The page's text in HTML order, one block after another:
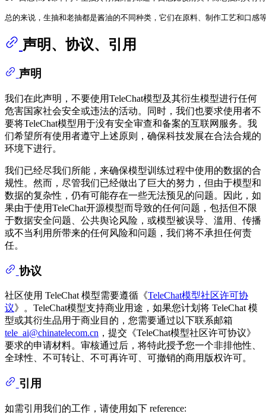
声明、协议、引用
声明
我们在此声明，不要使用TeleChat模型及其衍生模型进行任何
危害国家社会安全或违法的活动。同时，我们也要求使用者不
要将TeleChat模型用于没有安全审查和备案的互联网服务。我
们希望所有使用者遵守上述原则，确保科技发展在合法合规的
环境下进行。
我们已经尽我们所能，来确保模型训练过程中使用的数据的合
规性。然而，尽管我们已经做出了巨大的努力，但由于模型和
数据的复杂性，仍有可能存在一些无法预见的问题。因此，如
果由于使用TeleChat开源模型而导致的任何问题，包括但不限
于数据安全问题、公共舆论风险，或模型被误导、滥用、传播
或不当利用所带来的任何风险和问题，我们将不承担任何责
任。
协议
社区使用 TeleChat 模型需要遵循《TeleChat模型社区许可协
议》。TeleChat模型支持商业用途，如果您计划将 TeleChat 模
型或其衍生品用于商业目的，您需要通过以下联系邮箱
tele_ai@chinatelecom.cn ，提交《TeleChat模型社区许可协议》
要求的申请材料。审核通过后，将特此授予您一个非排他性、
全球性、不可转让、不可再许可、可撤销的商用版权许可。
引用
如需引用我们的工作，请使用如下 reference: